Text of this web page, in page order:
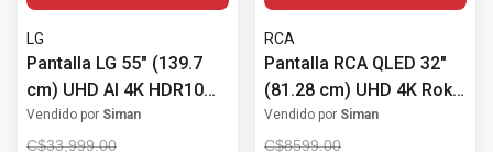
LG
Pantalla LG 55" (139.7
cm) UHD AI 4K HDR10
Pro 55UA8000PSB
Vendido por Siman
C$33,999.00
RCA
Pantalla RCA QLED 32"
(81.28 cm) UHD 4K Roku
RCR32QL
Vendido por Siman
C$8599.00